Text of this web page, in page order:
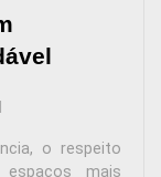
o respeito
mais